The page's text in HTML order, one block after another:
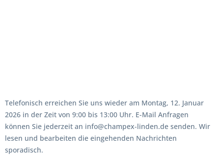
Telefonisch erreichen Sie uns wieder am Montag, 12. Januar
2026 in der Zeit von 9:00 bis 13:00 Uhr. E-Mail Anfragen
können Sie jederzeit an info@champex-linden.de senden. Wir
lesen und bearbeiten die eingehenden Nachrichten
sporadisch.